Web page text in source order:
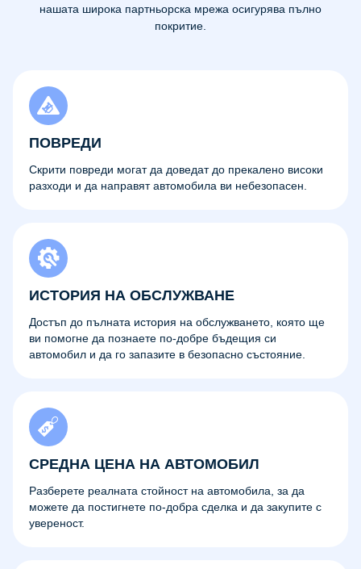
нашата широка партньорска мрежа осигурява пълно
покритие.
ПОВРЕДИ
Скрити повреди могат да доведат до прекалено високи
разходи и да направят автомобила ви небезопасен.
ИСТОРИЯ НА ОБСЛУЖВАНЕ
Достъп до пълната история на обслужването, която ще
ви помогне да познаете по-добре бъдещия си
автомобил и да го запазите в безопасно състояние.
СРЕДНА ЦЕНА НА АВТОМОБИЛ
Разберете реалната стойност на автомобила, за да
можете да постигнете по-добра сделка и да закупите с
увереност.